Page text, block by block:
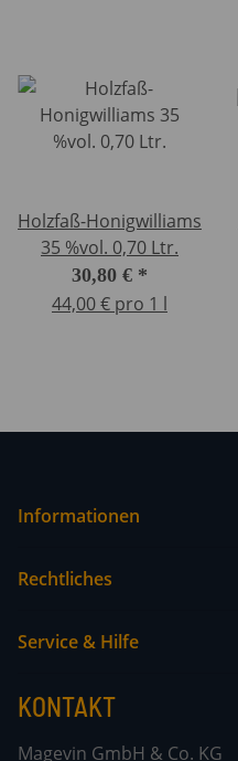
Holzfaß-Honigwilliams
35 %vol. 0,70 Ltr.
30,80 € *
44,00 € pro 1 l
Informationen
Rechtliches
Service & Hilfe
KONTAKT
Magevin GmbH & Co. KG